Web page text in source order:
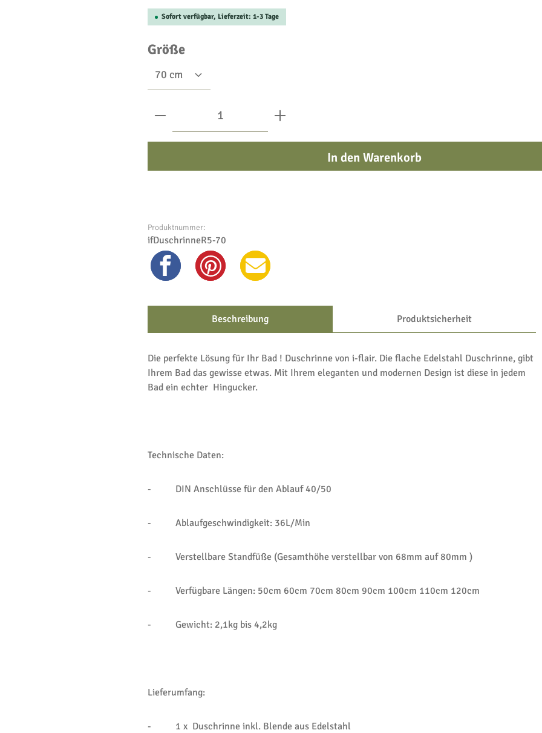
Sofort verfügbar, Lieferzeit: 1-3 Tage
Größeauswählen
Produkt Anzahl: Gib den gewünschten Wert ein oder benutze
In den Warenkorb
Produktnummer:
ifDuschrinneR5-70
Beschreibung Produktsicherheit
Die perfekte Lösung für Ihr Bad ! Duschrinne von i-flair. Die flache Edelstahl Duschrinne, gibt
Ihrem Bad das gewisse etwas. Mit Ihrem eleganten und modernen Design ist diese in jedem
Bad ein echter Hingucker.
Technische Daten:
- DIN Anschlüsse für den Ablauf 40/50
- Ablaufgeschwindigkeit: 36L/Min
- Verstellbare Standfüße (Gesamthöhe verstellbar von 68mm auf 80mm )
- Verfügbare Längen: 50cm 60cm 70cm 80cm 90cm 100cm 110cm 120cm
- Gewicht: 2,1kg bis 4,2kg
Lieferumfang:
- 1 x Duschrinne inkl. Blende aus Edelstahl